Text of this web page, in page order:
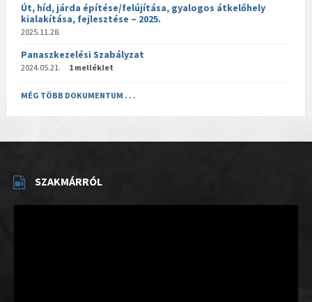
Út, híd, járda építése/felújítása, gyalogos átkelőhely
kialakítása, fejlesztése – 2025.
2025.11.28.
Panaszkezelési Szabályzat
2024.05.21. 1 melléklet
MÉG TÖBB DOKUMENTUM . . .
SZAKMÁRRÓL